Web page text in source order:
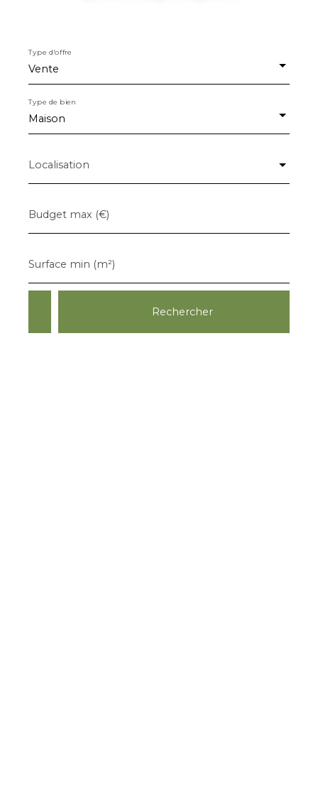
Vente
Type d'offre
Maison
Type de bien
Localisation
Budget max (€)
Surface min (m²)
Rechercher